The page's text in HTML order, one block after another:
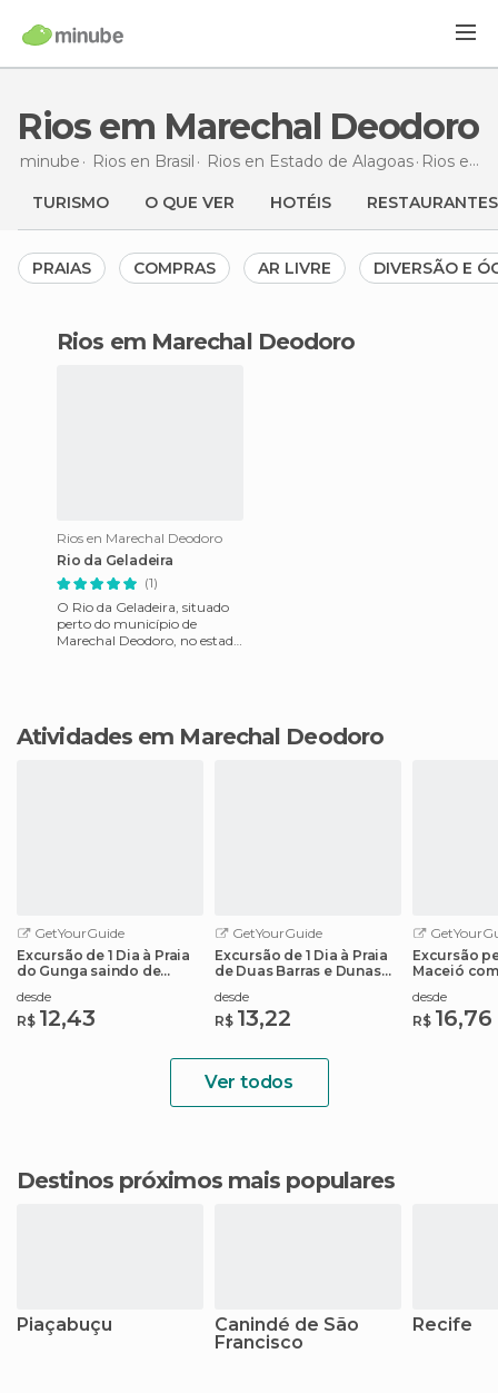
Rios em Marechal Deodoro
minube Rios en Brasil Rios en Estado de Alagoas Rios em Marechal Deodoro
TURISMO O QUE VER HOTÉIS RESTAURANTES
PRAIAS COMPRAS AR LIVRE DIVERSÃO E
rios em Marechal Deodoro
Rios en Marechal Deodoro
Rio da Geladeira
(1)
O Rio da Geladeira, situado
perto do município de
Marechal Deodoro, no estado
Atividades em Marechal Deodoro
GetYourGuide
Excursão de 1 Dia à Praia
do Gunga saindo de
desde
R$ 12,43
GetYourGuide
Excursão de 1 Dia à Praia
de Duas Barras e Dunas
desde
R$ 13,22
Excursão
Maceió
desde
R$ 16,76
Ver todos
Destinos próximos mais populares
Piaçabuçu
Canindé de São
Francisco
Recife